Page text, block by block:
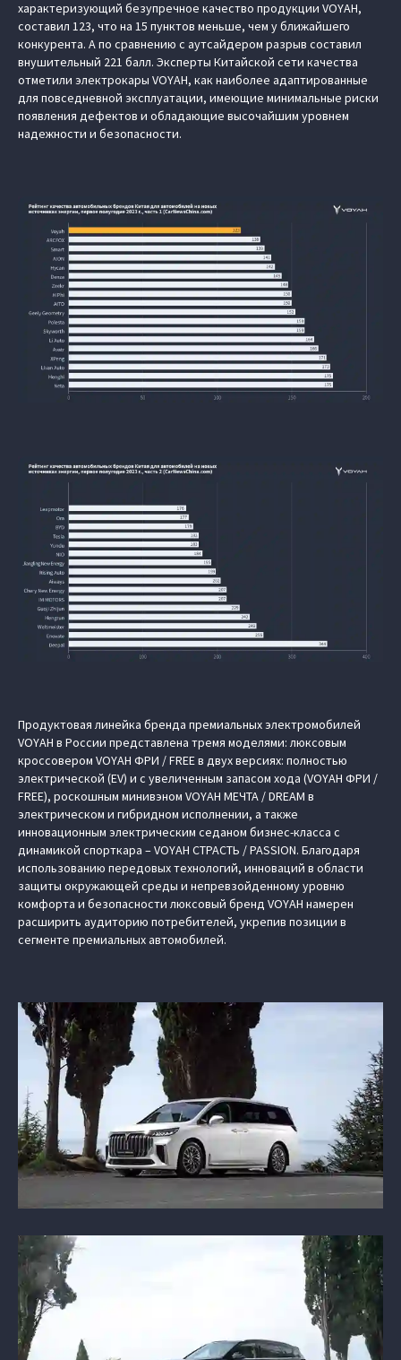
характеризующий безупречное качество продукции VOYAH,
составил 123, что на 15 пунктов меньше, чем у ближайшего
конкурента. А по сравнению с аутсайдером разрыв составил
внушительный 221 балл. Эксперты Китайской сети качества
отметили электрокары VOYAH, как наиболее адаптированные
для повседневной эксплуатации, имеющие минимальные риски
появления дефектов и обладающие высочайшим уровнем
надежности и безопасности.
Продуктовая линейка бренда премиальных электромобилей
VOYAH в России представлена тремя моделями: люксовым
кроссовером VOYAH ФРИ / FREE в двух версиях: полностью
электрической (EV) и с увеличенным запасом хода (VOYAH ФРИ /
FREE), роскошным минивэном VOYAH МЕЧТА / DREAM в
электрическом и гибридном исполнении, а также
инновационным электрическим седаном бизнес-класса с
динамикой спорткара – VOYAH СТРАСТЬ / PASSION. Благодаря
использованию передовых технологий, инноваций в области
защиты окружающей среды и непревзойденному уровню
комфорта и безопасности люксовый бренд VOYAH намерен
расширить аудиторию потребителей, укрепив позиции в
сегменте премиальных автомобилей.